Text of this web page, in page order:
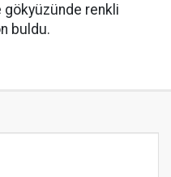
gökyüzünde renkli
buldu.